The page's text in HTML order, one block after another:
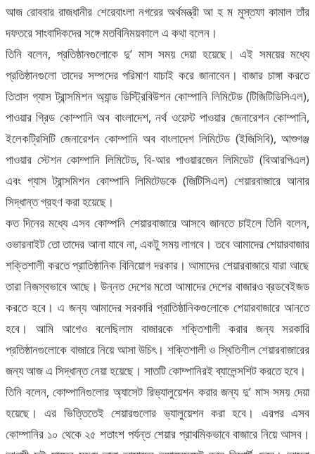
আজ রোববার রাজধানীর শেরেবাংলা নগরের অর্থমন্ত্রী আ হ ম মুস্তফা কামাল তাঁর
দফতরে সাংবাদিকদের সঙ্গে মতবিনিময়কালে এ কথা বলেন।
তিনি বলেন, প্রতিষ্ঠানগুলোকে দু’ মাস সময় দেয়া হয়েছে। এই সময়ের মধ্যে
প্রতিষ্ঠানগুলো তাদের সম্পদের পরিমাণ যাচাই করে জানাবেন। বাজার চাঙ্গা করতে
তিতাস গ্যাস ট্রান্সমিশন অ্যান্ড ডিস্ট্রিবিউশন কোম্পানি লিমিটেড (টিজিটিডিসিএল),
পাওয়ার গ্রিড কোম্পানি অব বাংলাদেশ, নর্থ ওয়েস্ট পাওয়ার জেনারেশন কোম্পানি,
ইলেকট্রিসিটি জেনারেশন কোম্পানি অব বাংলাদেশ লিমিটেড (ইজিসিবি), আশুগঞ্জ
পাওয়ার স্টেশন কোম্পানি লিমিটেড, বি-আর পাওয়ারজেন লিমিডেট (বিআরপিএল)
এবং গ্যাস ট্রান্সমিশন কোম্পানি লিমিটেডকে (জিটিসিএল) শেয়ারবাজারে আনার
সিদ্ধান্ত গ্রহণ করা হয়েছে।
কত দিনের মধ্যে এসব কোম্পনি শেয়ারবাজারে আসবে জানতে চাইলে তিনি বলেন,
ওভারনাইট তো তাদের আনা যাবে না, একটু সময় লাগবে। তবে আমাদের শেয়ারবাজার
শক্তিশালী করতে প্রাতিষ্ঠানিক বিনিয়োগ দরকার। আমাদের শেয়ারবাজারে যারা আছে
তারা নিজস্বভাবে আছে। উন্নত দেশের মতো আমাদের দেশের বাজারও ব্রডবেইজড
করতে হবে। এ জন্য আমাদের সরকারি প্রাতিষ্ঠানিকগুলোকে শেয়ারবাজারে আনতে
হবে। আমি আগেও বলেছিলাম বাজারকে শক্তিশালী করার জন্য সরকারি
প্রতিষ্ঠানগুলোকে বাজারে নিয়ে আসা উচিৎ। শক্তিশালী ও স্থিতিশীল শেয়ারবাজারের
জন্য আজ এ সিদ্ধান্ত নেয়া হয়েছে। সাতটি কোম্পানিরই ব্যালেন্সশিট করতে হবে।
তিনি বলেন, কোম্পানিগুলোর অ্যাসেট রিভ্যালুয়েশন করার জন্য দু’ মাস সময় দেয়া
হয়েছে। এর ভিত্তিতেই শেয়ারগুলোর ভ্যালুয়েশন করা হবে। এরপর এসব
কোম্পানির ১০ থেকে ২৫ শতাংশ পর্যন্ত শেয়ার প্রাথমিকভাবে বাজারে নিয়ে আসব।